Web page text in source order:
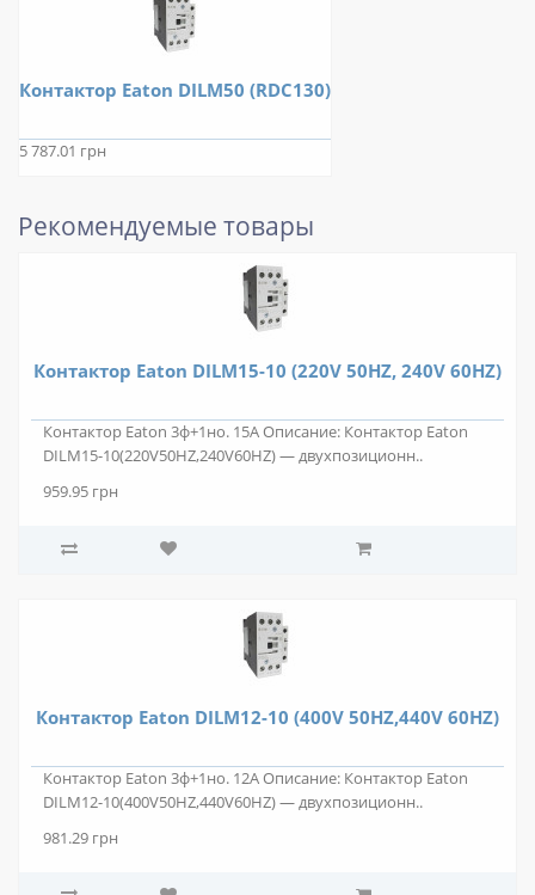
Контактор Eaton DILM50 (RDC130)
5 787.01 грн
Рекомендуемые товары
Контактор Eaton DILM15-10 (220V 50HZ, 240V 60HZ)
Контактор Eaton 3ф+1но. 15А Описание: Контактор Eaton
DILM15-10(220V50HZ,240V60HZ) — двухпозиционн..
959.95 грн
Контактор Eaton DILM12-10 (400V 50HZ,440V 60HZ)
Контактор Eaton 3ф+1но. 12А Описание: Контактор Eaton
DILM12-10(400V50HZ,440V60HZ) — двухпозиционн..
981.29 грн